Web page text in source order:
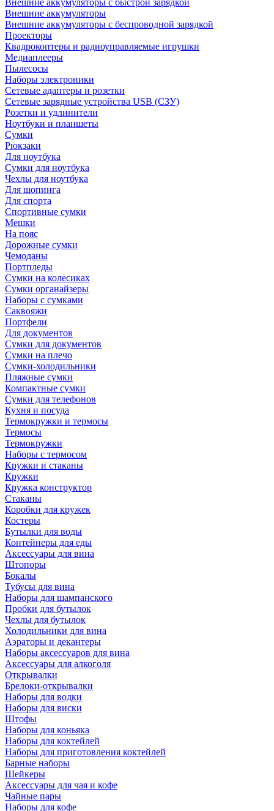
Внешние аккумуляторы с быстрой зарядкой
Внешние аккумуляторы
Внешние аккумуляторы с беспроводной зарядкой
Проекторы
Квадрокоптеры и радиоуправляемые игрушки
Медиаплееры
Пылесосы
Наборы электроники
Сетевые адаптеры и розетки
Сетевые зарядные устройства USB (СЗУ)
Розетки и удлинители
Ноутбуки и планшеты
Сумки
Рюкзаки
Для ноутбука
Сумки для ноутбука
Чехлы для ноутбука
Для шопинга
Для спорта
Спортивные сумки
Мешки
На пояс
Дорожные сумки
Чемоданы
Портпледы
Сумки на колесиках
Сумки органайзеры
Наборы с сумками
Саквояжи
Портфели
Для документов
Сумки для документов
Сумки на плечо
Сумки-холодильники
Пляжные сумки
Компактные сумки
Сумки для телефонов
Кухня и посуда
Термокружки и термосы
Термосы
Термокружки
Наборы с термосом
Кружки и стаканы
Кружки
Кружка конструктор
Стаканы
Коробки для кружек
Костеры
Бутылки для воды
Контейнеры для еды
Аксессуары для вина
Штопоры
Бокалы
Тубусы для вина
Наборы для шампанского
Пробки для бутылок
Чехлы для бутылок
Холодильники для вина
Аэраторы и декантеры
Наборы аксессуаров для вина
Аксессуары для алкоголя
Открывалки
Брелоки-открывалки
Наборы для водки
Наборы для виски
Штофы
Наборы для коньяка
Наборы для коктейлей
Наборы для приготовления коктейлей
Барные наборы
Шейкеры
Аксессуары для чая и кофе
Чайные пары
Наборы для кофе